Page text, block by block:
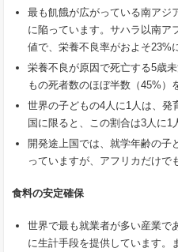
最も飢餓が広がっている南アジ
に陥っています。サハラ以南ア
値で、栄養不良率がおよそ23%
栄養不良が原因で死亡する5歳
もの死者数のほぼ半数（45%）
世界の子どもの4人に1人は、発
国に限ると、この割合は3人に1
開発途上国では、就学年齢の子
っていますが、アフリカだけで
食料の安定確保
世界で最も就業者が多い産業で
に生計手段を提供しています。